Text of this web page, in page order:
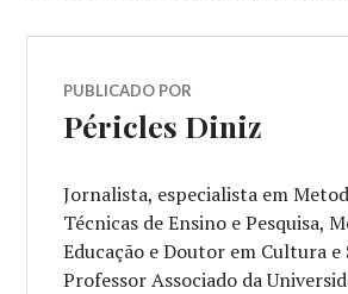
PUBLICADO POR
Péricles Diniz
Jornalista, especialista em
Técnicas de Ensino e Pesquisa,
Educação e Doutor em Cultura e
Professor Associado da